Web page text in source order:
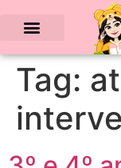
Tag: